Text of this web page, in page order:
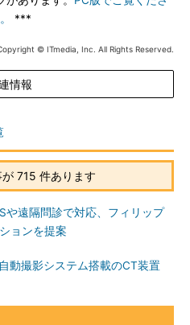
***
© ITmedia, Inc. All Rights Reserved.
情報
715 件あります
や遠隔問診で対応、フィリップ
ョンを提案
動撮影システム搭載のCT装置